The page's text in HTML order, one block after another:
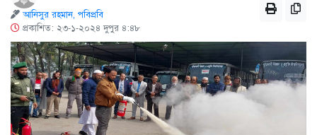
আনিসুর রহমান, পবিপ্রবি
প্রকাশিত: ২৩-১-২০২৪ দুপুর ৪:৪৮